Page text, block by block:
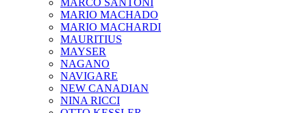
MARCO SANTONI
MARIO MACHADO
MARIO MACHARDI
MAURITIUS
MAYSER
NAGANO
NAVIGARE
NEW CANADIAN
NINA RICCI